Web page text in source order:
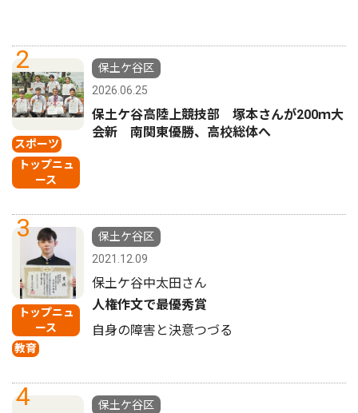
2
スポーツ
トップニュ
ース
保土ケ谷区
2026.06.25
保土ケ谷高陸上競技部 塚本さんが200ｍ大
会新 南関東優勝、高校総体へ
3
トップニュ
ース
教育
保土ケ谷区
2021.12.09
保土ケ谷中太田さん
人権作文で最優秀賞
自身の障害と決意つづる
4
保土ケ谷区